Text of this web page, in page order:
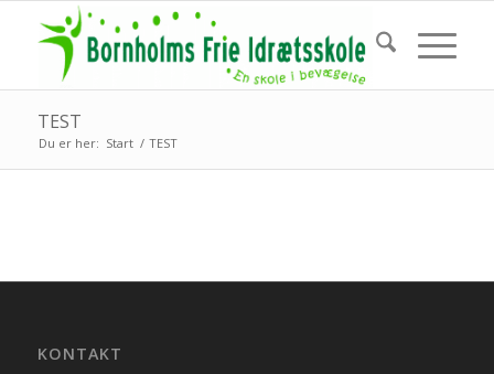
TEST
Du er her: Start / TEST
KONTAKT